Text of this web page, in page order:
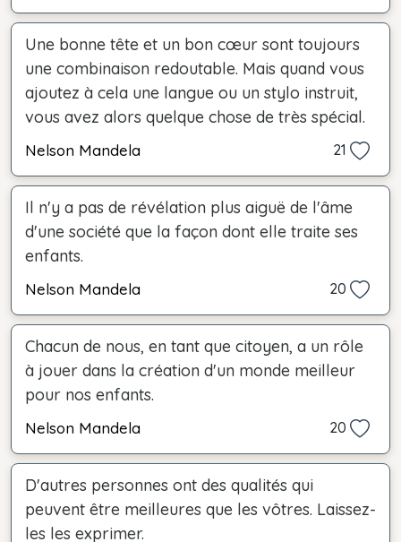
Une bonne tête et un bon cœur sont toujours
une combinaison redoutable. Mais quand vous
ajoutez à cela une langue ou un stylo instruit,
vous avez alors quelque chose de très spécial.
Nelson Mandela 21
Il n'y a pas de révélation plus aiguë de l'âme
d'une société que la façon dont elle traite ses
enfants.
Nelson Mandela 20
Chacun de nous, en tant que citoyen, a un rôle
à jouer dans la création d'un monde meilleur
pour nos enfants.
Nelson Mandela 20
D'autres personnes ont des qualités qui
peuvent être meilleures que les vôtres. Laissez-
les les exprimer.